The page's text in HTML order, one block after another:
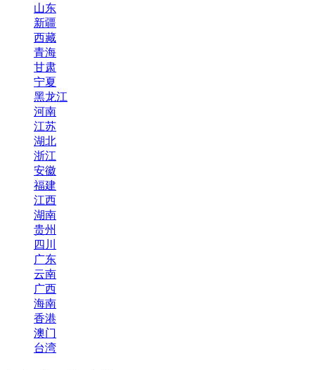
山东
新疆
西藏
青海
甘肃
宁夏
黑龙江
河南
江苏
湖北
浙江
安徽
福建
江西
湖南
贵州
四川
广东
云南
广西
海南
香港
澳门
台湾